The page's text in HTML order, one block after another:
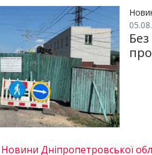
Новини Дніпропетровської